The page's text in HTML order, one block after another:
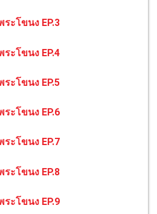
ระโขนง EP.3
ระโขนง EP.4
ระโขนง EP.5
ระโขนง EP.6
ระโขนง EP.7
ระโขนง EP.8
ระโขนง EP.9